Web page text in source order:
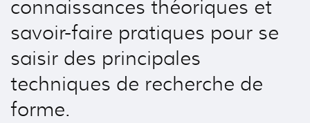
connaissances théoriques et
savoir-faire pratiques pour se
saisir des principales
techniques de recherche de
forme.